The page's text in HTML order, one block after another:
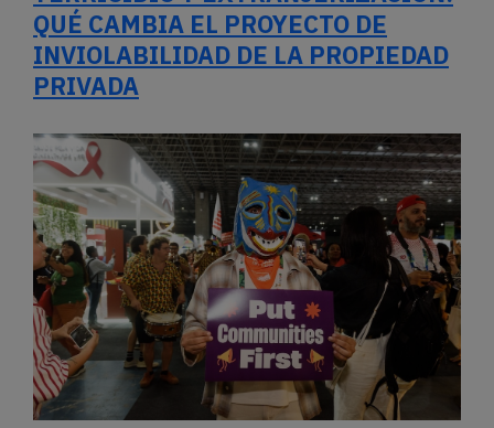
QUÉ CAMBIA EL PROYECTO DE
INVIOLABILIDAD DE LA PROPIEDAD
PRIVADA